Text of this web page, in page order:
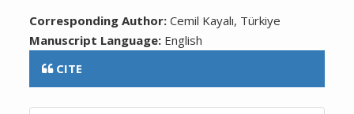
Corresponding Author:Cemil Kayalı, Türkiye
Manuscript Language: English
CITE